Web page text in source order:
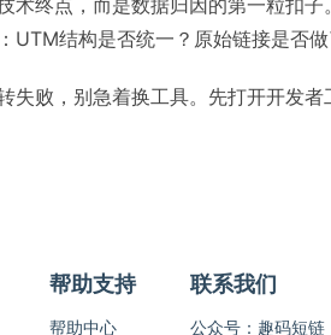
UTM结构是否统一？原始链接是否
失败，别急着换工具。先打开开发
帮助支持
帮助中心
联系我们
公众号：趣码短链